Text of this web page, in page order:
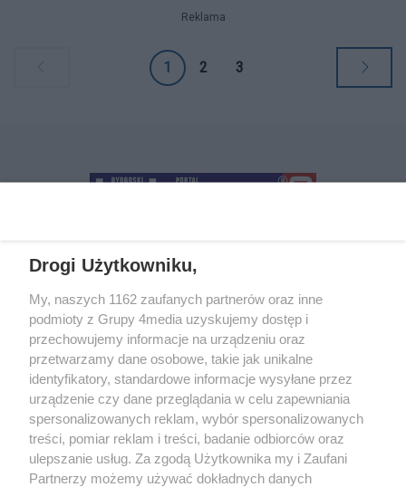
by w przestrzeni miejskiej śpiewać
podąży w poszukiwaniu
Nowonarodzonego króla.
Reklama
1 2 3
+48 52 5812666
O nas Reklama Regulamin
Kontakt
Wydarzenia
Ogłoszenia Katalog firm
Zapisz się do newslettera
Dołącz do grona ludzi najlepiej poinformowanych!
Drogi Użytkowniku,
My, naszych 1162 zaufanych partnerów oraz inne
podmioty z Grupy 4media uzyskujemy dostęp i
przechowujemy informacje na urządzeniu oraz
przetwarzamy dane osobowe, takie jak unikalne
identyfikatory, standardowe informacje wysyłane przez
urządzenie czy dane przeglądania w celu zapewniania
spersonalizowanych reklam, wybór spersonalizowanych
treści, pomiar reklam i treści, badanie odbiorców oraz
ulepszanie usług. Za zgodą Użytkownika my i Zaufani
Partnerzy możemy używać dokładnych danych